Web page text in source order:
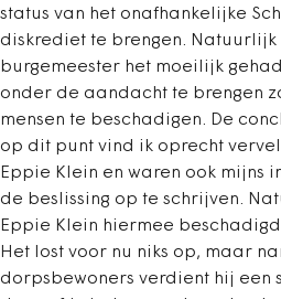
status van het onafhankelijke
diskrediet te brengen. Natuurlijk
burgemeester het moeilijk
onder de aandacht te brengen
mensen te beschadigen. De
op dit punt vind ik oprecht
Eppie Klein en waren ook mijns
de beslissing op te schrijven.
Eppie Klein hiermee
Het lost voor nu niks op, maar
dorpsbewoners verdient hij een